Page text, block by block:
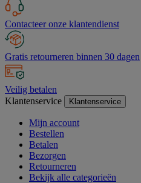
Contacteer onze klantendienst
Gratis retourneren binnen 30 dagen
Veilig betalen
Klantenservice
Klantenservice
Mijn account
Bestellen
Betalen
Bezorgen
Retourneren
Bekijk alle categorieën